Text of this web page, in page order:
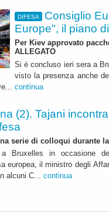
DIFESA
Consiglio
Europe", il piano
Per Kiev approvato
ALLEGATO
Si è concluso ieri sera a
visto la presenza anche
continua
(2). Tajani
serie di colloqui durante
Bruxelles in occasione
europea, il ministro degli
alcuni C... continua